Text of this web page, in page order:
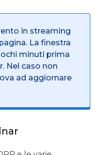
in streaming
La finestra
minuti prima
Nel caso non
ad aggiornare